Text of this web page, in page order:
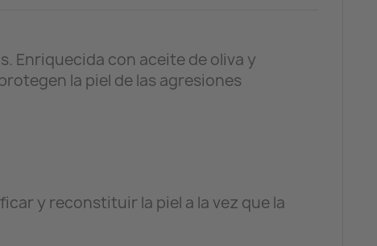
Enriquecida con aceite de oliva y
la piel de las agresiones
y reconstituir la piel a la vez que la